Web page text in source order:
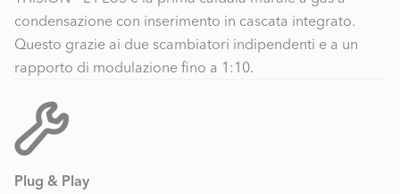
condensazione con inserimento in cascata integrato.
Questo grazie ai due scambiatori indipendenti e a un
rapporto di modulazione fino a 1:10.
Plug & Play